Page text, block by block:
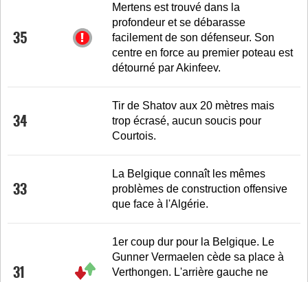
35
Mertens est trouvé dans la
profondeur et se débarasse
facilement de son défenseur. Son
centre en force au premier poteau est
détourné par Akinfeev.
34
Tir de Shatov aux 20 mètres mais
trop écrasé, aucun soucis pour
Courtois.
33
La Belgique connaît les mêmes
problèmes de construction offensive
que face à l'Algérie.
31
1er coup dur pour la Belgique. Le
Gunner Vermaelen cède sa place à
Verthongen. L'arrière gauche ne